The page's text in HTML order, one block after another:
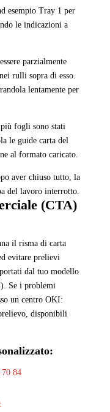
esempio Tray 1 per
le indicazioni a
parzialmente
rulli sopra di esso.
lentamente per
più fogli sono stati
le guide carta del
al formato caricato.
aver chiuso tutto, la
del lavoro interrotto.
(CTA)
il risma di carta
evitare prelievi
dal tuo modello
Se i problemi
un centro OKI:
disponibili
84